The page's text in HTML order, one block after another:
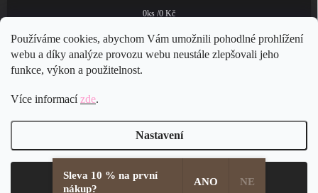
Používáme cookies, abychom Vám umožnili pohodlné prohlížení
webu a díky analýze provozu webu neustále zlepšovali jeho
funkce, výkon a použitelnost.
Více informacízde.
Nastavení
Souhlasím
0ks /0 Kč
Copyright 2026JSB Bijoux s.r.o.
Sleva 10 % na první
nákup?
ANO NE